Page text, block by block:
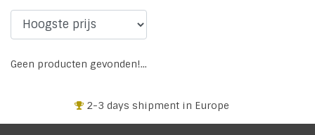
Geen producten gevonden!...
2-3 days shipment in Europe